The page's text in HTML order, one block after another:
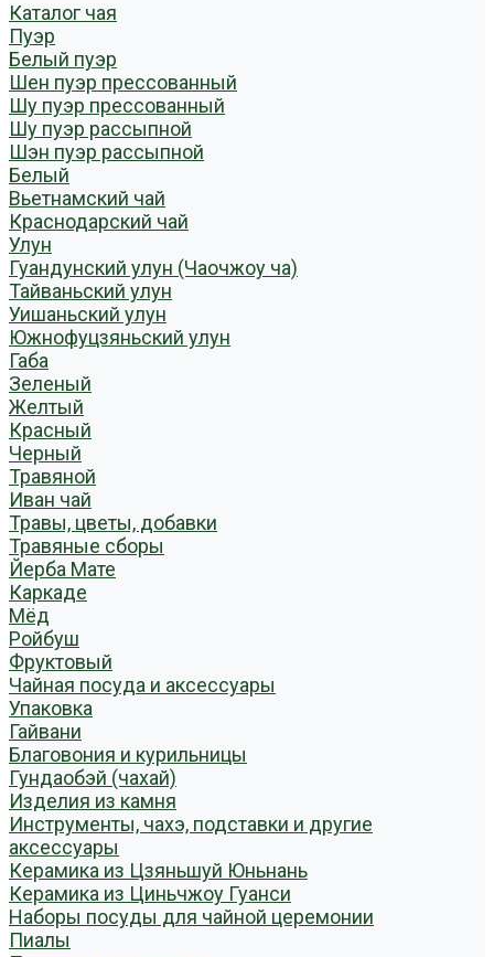
Каталог чая
Пуэр
Белый пуэр
Шен пуэр прессованный
Шу пуэр прессованный
Шу пуэр рассыпной
Шэн пуэр рассыпной
Белый
Вьетнамский чай
Краснодарский чай
Улун
Гуандунский улун (Чаочжоу ча)
Тайваньский улун
Уишаньский улун
Южнофуцзяньский улун
Габа
Зеленый
Желтый
Красный
Черный
Травяной
Иван чай
Травы, цветы, добавки
Травяные сборы
Йерба Мате
Каркаде
Мёд
Ройбуш
Фруктовый
Чайная посуда и аксессуары
Упаковка
Гайвани
Благовония и курильницы
Гундаобэй (чахай)
Изделия из камня
Инструменты, чахэ, подставки и другие
аксессуары
Керамика из Цзяньшуй Юньнань
Керамика из Циньчжоу Гуанси
Наборы посуды для чайной церемонии
Пиалы